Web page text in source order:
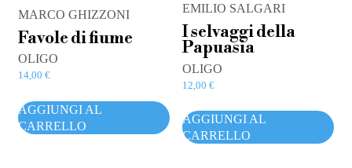
MARCO GHIZZONI
Favole di fiume
OLIGO
14,00 €
AGGIUNGI AL
CARRELLO
EMILIO SALGARI
I selvaggi della
Papuasia
OLIGO
12,00€
AGGIUNGI AL
CARRELLO